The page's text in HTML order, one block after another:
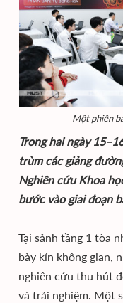
Một phiên
Trong hai ngày
trùm các giảng
Nghiên cứu Khoa
bước vào giai đoạn
Tại sảnh tầng 1 tòa
bày kín không gian,
nghiên cứu thu hút
và trải nghiệm. Một